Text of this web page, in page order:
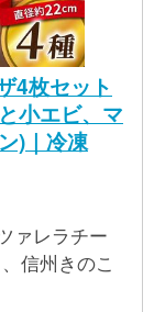
4枚セット
小エビ、マ
)｜冷凍
ァレラチー
信州きのこ